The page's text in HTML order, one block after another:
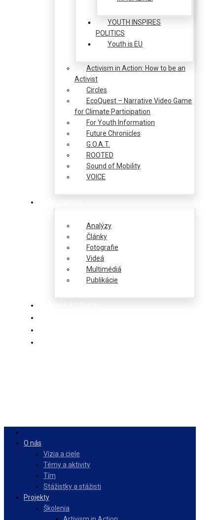
YOUTH INSPIRES
POLITICS
Youth is EU
Activism in Action: How to be an
Activist
Circles
EcoQuest – Narrative Video Game
for Climate Participation
For Youth Information
Future Chronicles
G.O.A.T.
ROOTED
Sound of Mobility
VOICE
Analýzy
Články
Fotografie
Videá
Multimédiá
Publikácie
O nás
Vízia a ciele
Témy a aktivity
Tím
Stážistky a stážisti
Projekty
Školenia